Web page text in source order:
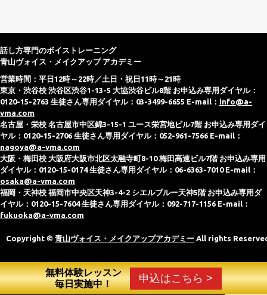
無料体験レッスン
毎日実施中！
申込はこちら >
話し方専門のボイストレーニング
青山ヴォイス・メイクアップ アカデミー
営業時間：平日12時～22時／土日・祝日11時～21時
東京・渋谷校 渋谷区渋谷1-13-5 大協渋谷ビル8階 お申込み専用ダイヤル：
0120-15-2763 生徒さん専用ダイヤル：03-3499-6655 E-mail： info@a-
vma.com
名古屋・栄校 名古屋市中区錦3-15-1 ユース栄宮地ビル7階 お申込み専用ダイ
ヤル：0120-15-2706 生徒さん専用ダイヤル：052-961-7566 E-mail：
nagoya@a-vma.com
大阪・梅田校 大阪府大阪市北区太融寺町8-10 梅田高速ビル7階 お申込み専用
ダイヤル：0120-15-0174 生徒さん専用ダイヤル：06-6363-7010 E-mail：
osaka@a-vma.com
福岡・天神校 福岡市中央区天神3-4-2 シエルブルー天神5階 お申込み専用ダ
イヤル：0120-15-7604 生徒さん専用ダイヤル：092-717-1156 E-mail：
fukuoka@a-vma.com
Copyright © 青山ヴォイス・メイクアップアカデミー All rights